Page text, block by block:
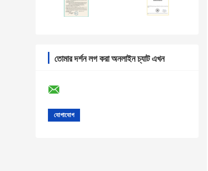
তোমার দর্শন লগ করা অনলাইন চ্যাট এখন